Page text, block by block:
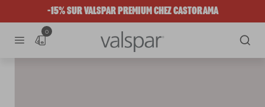
-15% SUR VALSPAR PREMIUM CHEZ CASTORAMA
0